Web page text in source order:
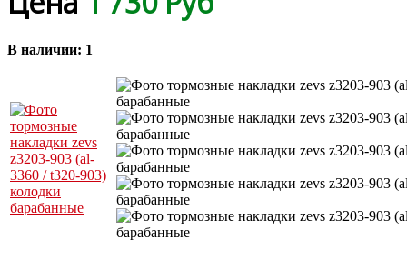
В наличии: 1